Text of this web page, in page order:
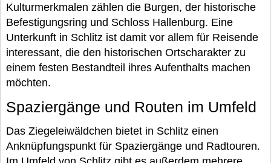
Kulturmerkmalen zählen die Burgen, der historische
Befestigungsring und Schloss Hallenburg. Eine
Unterkunft in Schlitz ist damit vor allem für Reisende
interessant, die den historischen Ortscharakter zu
einem festen Bestandteil ihres Aufenthalts machen
möchten.
Spaziergänge und Routen im Umfeld
Das Ziegeleiwäldchen bietet in Schlitz einen
Anknüpfungspunkt für Spaziergänge und Radtouren.